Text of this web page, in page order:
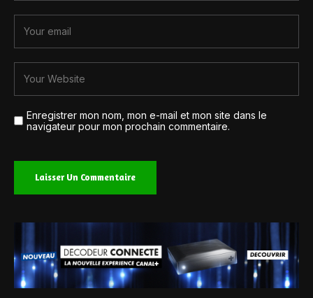
Enregistrer mon nom, mon e-mail et mon site dans le
navigateur pour mon prochain commentaire.